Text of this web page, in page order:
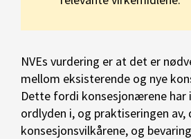
NVEs vurdering er at det er
mellom eksisterende og nye
Dette fordi konsesjonærene
ordlyden i, og praktiseringen
konsesjonsvilkårene, og